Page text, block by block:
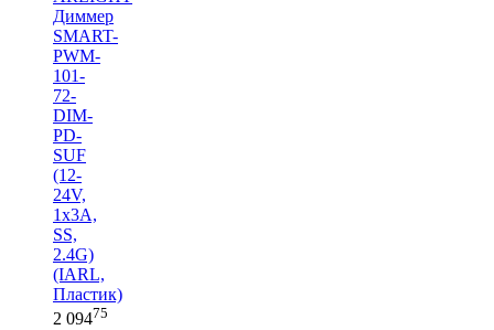
Диммер
SMART-
PWM-
101-
72-
DIM-
PD-
SUF
(12-
24V,
1x3A,
SS,
2.4G)
(IARL,
Пластик)
2 09475